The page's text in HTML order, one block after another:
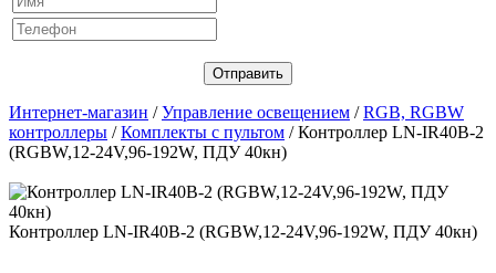
Интернет-магазин /Управление освещением /RGB, RGBW
контроллеры /Комплекты с пультом / Контроллер LN-IR40B-2
(RGBW,12-24V,96-192W, ПДУ 40кн)
Контроллер LN-IR40B-2 (RGBW,12-24V,96-192W, ПДУ 40кн)